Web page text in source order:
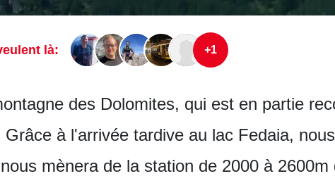
là: +1
des Dolomites, qui est en partie
à l'arrivée tardive au lac Fedaia,
mènera de la station de 2000 à